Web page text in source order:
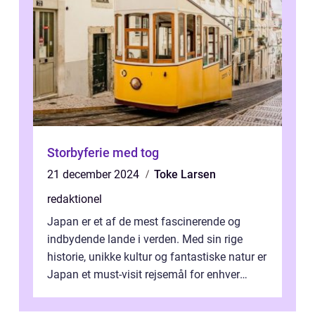
Storbyferie med tog
21 december 2024
Toke Larsen
redaktionel
Japan er et af de mest fascinerende og
indbydende lande i verden. Med sin rige
historie, unikke kultur og fantastiske natur er
Japan et must-visit rejsemål for enhver